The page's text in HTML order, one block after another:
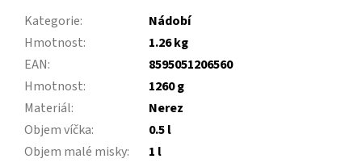
Kategorie:
Nádobí
Hmotnost:
1.26 kg
EAN:
8595051206560
Hmotnost:
1260 g
Materiál:
Nerez
Objem víčka:
0.5 l
Objem malé misky:
1 l